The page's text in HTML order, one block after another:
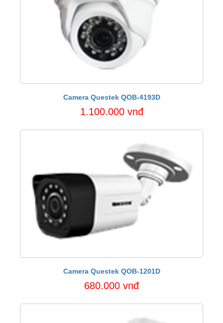
Camera Questek QOB-4193D
1.100.000 vnđ
Camera Questek QOB-1201D
680.000 vnđ